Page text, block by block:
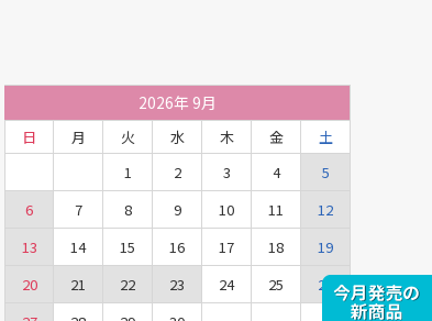
2026年 9月
日 月 火 水 木 金
土
1
2 3 4
5
6
7 8 9 10 11
12
13
14 15 16 17 18
19
20
21 22 23 24 25
26